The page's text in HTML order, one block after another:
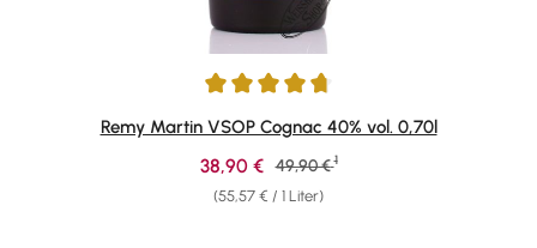
Durchschnittliche Bewertung von 4.86 von 5 Sternen
Remy Martin VSOP Cognac 40% vol. 0,70l
(55,57 € / 1 Liter)
Verkaufspreis:
38,90 € Regulärer Preis:
49,90 € 1